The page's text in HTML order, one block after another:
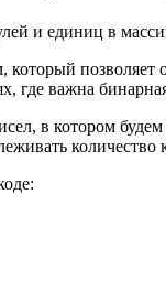
который
где важна
в котором
количество